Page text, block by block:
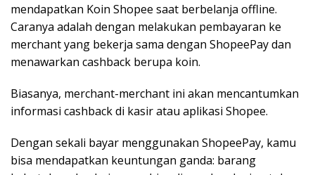
mendapatkan Koin Shopee saat berbelanja offline.
Caranya adalah dengan melakukan pembayaran ke
merchant yang bekerja sama dengan ShopeePay dan
menawarkan cashback berupa koin.
Biasanya, merchant-merchant ini akan mencantumkan
informasi cashback di kasir atau aplikasi Shopee.
Dengan sekali bayar menggunakan ShopeePay, kamu
bisa mendapatkan keuntungan ganda: barang